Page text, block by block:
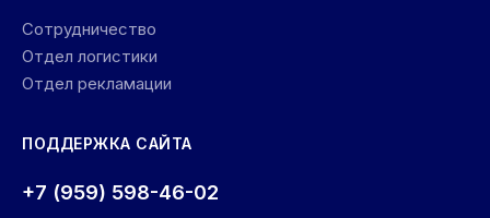
Сотрудничество
Отдел логистики
Отдел рекламации
ПОДДЕРЖКА САЙТА
+7 (959) 598-46-02